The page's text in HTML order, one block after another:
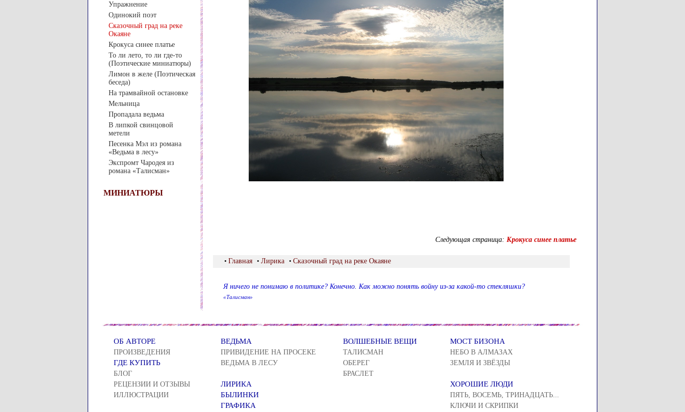
Упражнение
Одинокий поэт
Сказочный град на реке
Окаяне
Крокуса синее платье
То ли лето, то ли где-то
(Поэтические миниатюры)
Лимон в желе (Поэтическая
беседа)
На трамвайной остановке
Мельница
Пропадала ведьма
В липкой свинцовой
метели
Песенка Мэл из романа
«Ведьма в лесу»
Экспромт Чародея из
романа «Талисман»
МИНИАТЮРЫ
Следующая страница: Крокуса синее платье
• Главная • Лирика • Сказочный град на реке Окаяне
Я ничего не понимаю в политике? Конечно. Как можно понять войну из-за какой-то стекляшки?
«Талисман»
ОБ АВТОРЕ
ПРОИЗВЕДЕНИЯ
ГДЕ КУПИТЬ
БЛОГ
РЕЦЕНЗИИ И ОТЗЫВЫ
ИЛЛЮСТРАЦИИ
ВЕДЬМА
ПРИВИДЕНИЕ НА ПРОСЕКЕ
ВЕДЬМА В ЛЕСУ
ЛИРИКА
БЫЛИНКИ
ГРАФИКА
ВОЛШЕБНЫЕ ВЕЩИ
ТАЛИСМАН
ОБЕРЕГ
БРАСЛЕТ
МОСТ БИЗОНА
НЕБО В АЛМАЗАХ
ЗЕМЛЯ И ЗВЁЗДЫ
ХОРОШИЕ ЛЮДИ
ПЯТЬ, ВОСЕМЬ, ТРИНАДЦАТЬ...
КЛЮЧИ И СКРИПКИ